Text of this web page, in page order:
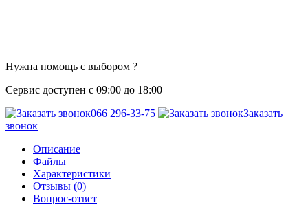
Нужна помощь с выбором ?
Сервис доступен с 09:00 до 18:00
066 296-33-75
Заказать
звонок
Описание
Файлы
Характеристики
Отзывы (0)
Вопрос-ответ